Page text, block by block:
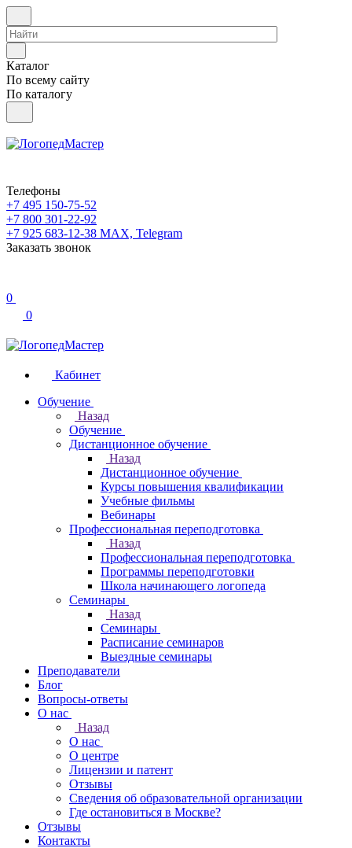
Каталог
По всему сайту
По каталогу
Телефоны
+7 495 150-75-52
+7 800 301-22-92
+7 925 683-12-38 MAX, Telegram
Заказать звонок
0
0
Кабинет
Обучение
Назад
Обучение
Дистанционное обучение
Назад
Дистанционное обучение
Курсы повышения квалификации
Учебные фильмы
Вебинары
Профессиональная переподготовка
Назад
Профессиональная переподготовка
Программы переподготовки
Школа начинающего логопеда
Семинары
Назад
Семинары
Расписание семинаров
Выездные семинары
Преподаватели
Блог
Вопросы-ответы
О нас
Назад
О нас
О центре
Лицензии и патент
Отзывы
Сведения об образовательной организации
Где остановиться в Москве?
Отзывы
Контакты